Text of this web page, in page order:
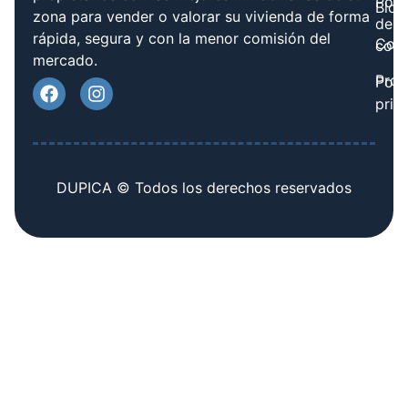
zona para vender o valorar su vivienda de forma
rápida, segura y con la menor comisión del
mercado.
Blog
de
DUPICA © Todos los derechos reservados